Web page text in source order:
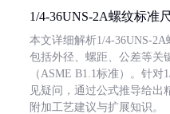
1/4-36UNS-2A螺纹标准
本文详细解析1/4-36UNS-
包括外径、螺距、公差等关
（ASME B1.1标准）。针
见疑问，通过公式推导给出
附加工艺建议与扩展知识。